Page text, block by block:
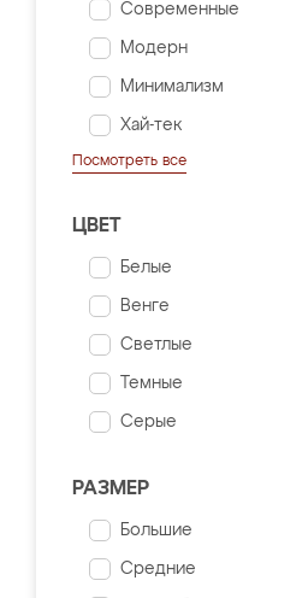
Современные
Модерн
Минимализм
Хай-тек
Посмотреть все
ЦВЕТ
Белые
Венге
Светлые
Темные
Серые
РАЗМЕР
Большие
Средние